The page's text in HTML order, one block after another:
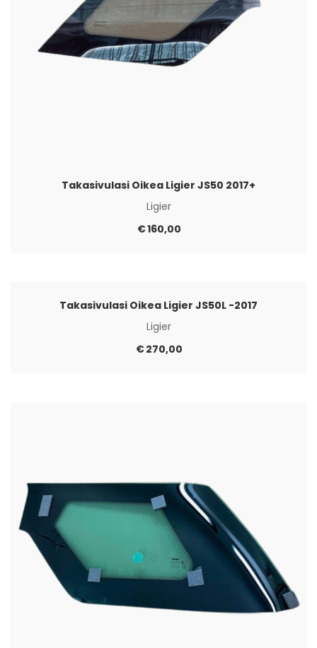
Takasivulasi Oikea Ligier JS50 2017+
Ligier
€160,00
Takasivulasi Oikea Ligier JS50L -2017
Ligier
€270,00